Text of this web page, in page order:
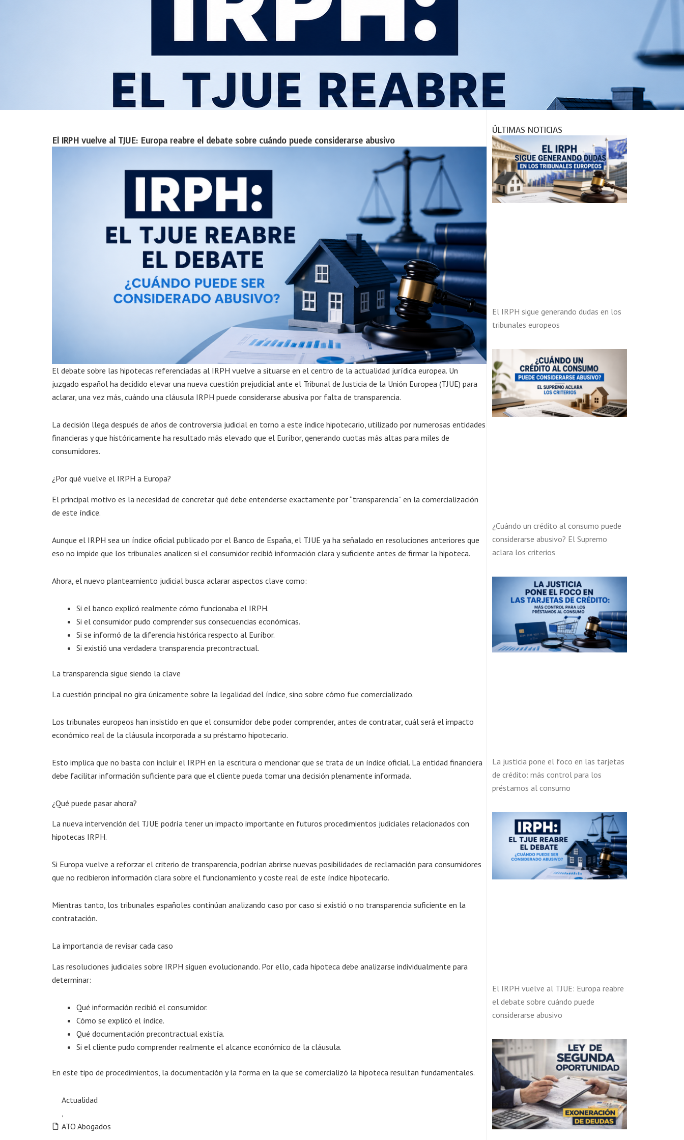
El IRPH vuelve al TJUE: Europa reabre el debate sobre cuándo puede considerarse abusivo
El debate sobre las hipotecas referenciadas al IRPH vuelve a situarse en el centro de la actualidad jurídica europea. Un
juzgado español ha decidido elevar una nueva cuestión prejudicial ante el Tribunal de Justicia de la Unión Europea (TJUE) para
aclarar, una vez más, cuándo una cláusula IRPH puede considerarse abusiva por falta de transparencia.
La decisión llega después de años de controversia judicial en torno a este índice hipotecario, utilizado por numerosas entidades
financieras y que históricamente ha resultado más elevado que el Euríbor, generando cuotas más altas para miles de
consumidores.
¿Por qué vuelve el IRPH a Europa?
El principal motivo es la necesidad de concretar qué debe entenderse exactamente por “transparencia” en la comercialización
de este índice.
Aunque el IRPH sea un índice oficial publicado por el Banco de España, el TJUE ya ha señalado en resoluciones anteriores que
eso no impide que los tribunales analicen si el consumidor recibió información clara y suficiente antes de firmar la hipoteca.
Ahora, el nuevo planteamiento judicial busca aclarar aspectos clave como:
Si el banco explicó realmente cómo funcionaba el IRPH.
Si el consumidor pudo comprender sus consecuencias económicas.
Si se informó de la diferencia histórica respecto al Euríbor.
Si existió una verdadera transparencia precontractual.
La transparencia sigue siendo la clave
La cuestión principal no gira únicamente sobre la legalidad del índice, sino sobre cómo fue comercializado.
Los tribunales europeos han insistido en que el consumidor debe poder comprender, antes de contratar, cuál será el impacto
económico real de la cláusula incorporada a su préstamo hipotecario.
Esto implica que no basta con incluir el IRPH en la escritura o mencionar que se trata de un índice oficial. La entidad financiera
debe facilitar información suficiente para que el cliente pueda tomar una decisión plenamente informada.
¿Qué puede pasar ahora?
La nueva intervención del TJUE podría tener un impacto importante en futuros procedimientos judiciales relacionados con
hipotecas IRPH.
Si Europa vuelve a reforzar el criterio de transparencia, podrían abrirse nuevas posibilidades de reclamación para consumidores
que no recibieron información clara sobre el funcionamiento y coste real de este índice hipotecario.
Mientras tanto, los tribunales españoles continúan analizando caso por caso si existió o no transparencia suficiente en la
contratación.
La importancia de revisar cada caso
Las resoluciones judiciales sobre IRPH siguen evolucionando. Por ello, cada hipoteca debe analizarse individualmente para
determinar:
Qué información recibió el consumidor.
Cómo se explicó el índice.
Qué documentación precontractual existía.
Si el cliente pudo comprender realmente el alcance económico de la cláusula.
En este tipo de procedimientos, la documentación y la forma en la que se comercializó la hipoteca resultan fundamentales.
Actualidad
,
ATO Abogados
ÚLTIMAS NOTICIAS
El IRPH sigue generando dudas en los
tribunales europeos
¿Cuándo un crédito al consumo puede
considerarse abusivo? El Supremo
aclara los criterios
La justicia pone el foco en las tarjetas
de crédito: más control para los
préstamos al consumo
El IRPH vuelve al TJUE: Europa reabre
el debate sobre cuándo puede
considerarse abusivo